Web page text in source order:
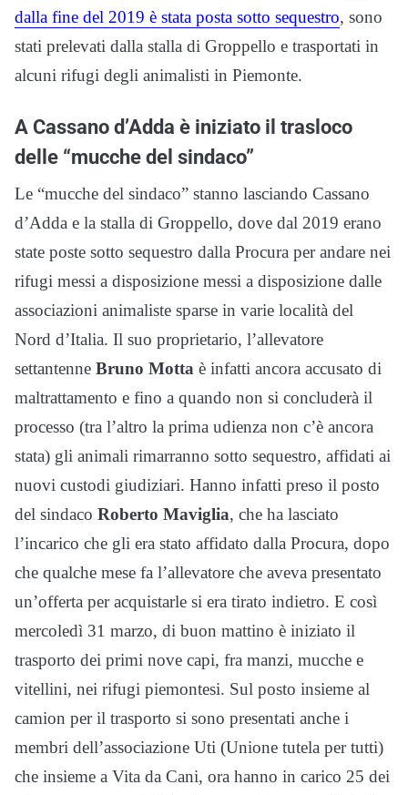
dalla fine del 2019 è stata posta sotto sequestro, sono
stati prelevati dalla stalla di Groppello e trasportati in
alcuni rifugi degli animalisti in Piemonte.
A Cassano d’Adda è iniziato il trasloco
delle “mucche del sindaco”
Le “mucche del sindaco” stanno lasciando Cassano
d’Adda e la stalla di Groppello, dove dal 2019 erano
state poste sotto sequestro dalla Procura per andare nei
rifugi messi a disposizione messi a disposizione dalle
associazioni animaliste sparse in varie località del
Nord d’Italia. Il suo proprietario, l’allevatore
settantenne Bruno Motta è infatti ancora accusato di
maltrattamento e fino a quando non si concluderà il
processo (tra l’altro la prima udienza non c’è ancora
stata) gli animali rimarranno sotto sequestro, affidati ai
nuovi custodi giudiziari. Hanno infatti preso il posto
del sindaco Roberto Maviglia, che ha lasciato
l’incarico che gli era stato affidato dalla Procura, dopo
che qualche mese fa l’allevatore che aveva presentato
un’offerta per acquistarle si era tirato indietro. E così
mercoledì 31 marzo, di buon mattino è iniziato il
trasporto dei primi nove capi, fra manzi, mucche e
vitellini, nei rifugi piemontesi. Sul posto insieme al
camion per il trasporto si sono presentati anche i
membri dell’associazione Uti (Unione tutela per tutti)
che insieme a Vita da Cani, ora hanno in carico 25 dei